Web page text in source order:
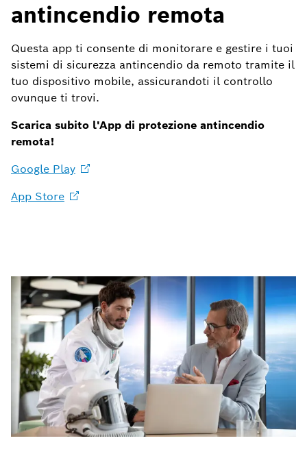
antincendio remota
Questa app ti consente di monitorare e gestire i tuoi
sistemi di sicurezza antincendio da remoto tramite il
tuo dispositivo mobile, assicurandoti il controllo
ovunque ti trovi.
Scarica subito l'App di protezione antincendio
remota!
Google Play
App Store